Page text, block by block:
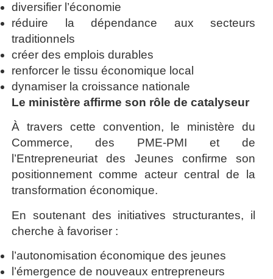
diversifier l’économie
réduire la dépendance aux secteurs
traditionnels
créer des emplois durables
renforcer le tissu économique local
dynamiser la croissance nationale
Le ministère affirme son rôle de catalyseur
À travers cette convention, le ministère du
Commerce, des PME-PMI et de
l’Entrepreneuriat des Jeunes confirme son
positionnement comme acteur central de la
transformation économique.
En soutenant des initiatives structurantes, il
cherche à favoriser :
l’autonomisation économique des jeunes
l’émergence de nouveaux entrepreneurs